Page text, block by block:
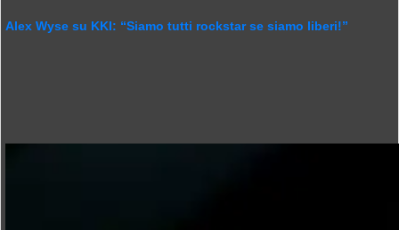
Alex Wyse su KKI: “Siamo tutti rockstar se siamo liberi!”